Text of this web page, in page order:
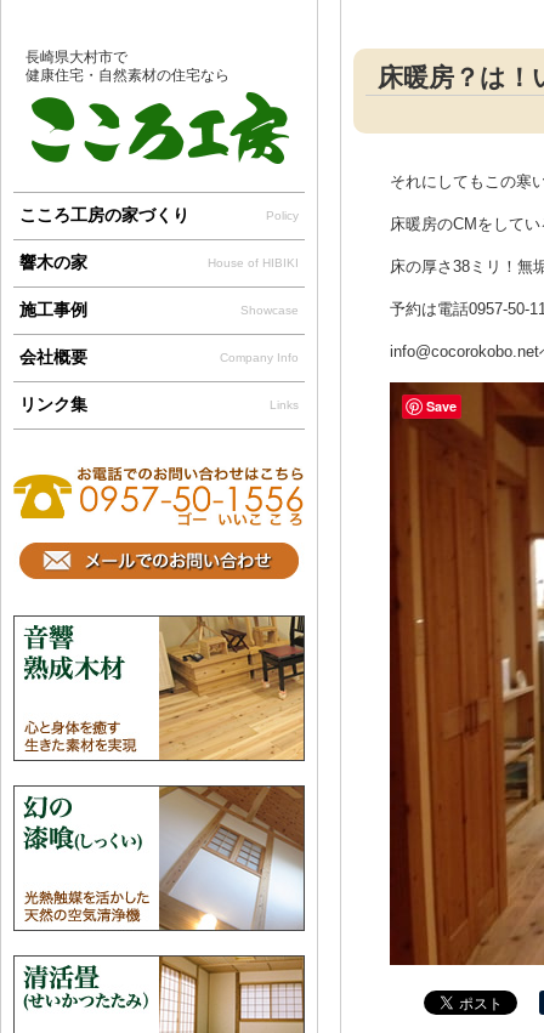
床暖房？は！
それにしてもこの寒
床暖房のCMをして
床の厚さ38ミリ！無
予約は電話0957-50-
info@cocorokobo.net
長崎県大村市で
健康住宅・自然素材の住宅なら
こころ工房の家づくり Policy
響木の家 House of HIBIKI
施工事例 Showcase
会社概要 Company Info
リンク集 Links Save